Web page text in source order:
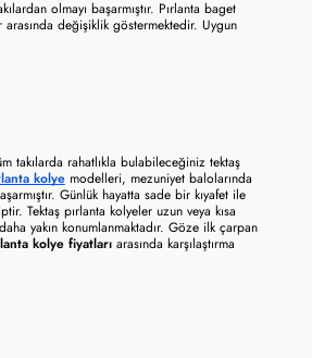
olmayı başarmıştır. Pırlanta baget
değişiklik göstermektedir. Uygun
takılarda rahatlıkla bulabileceğiniz tektaş
kolye modelleri, mezuniyet balolarında
Günlük hayatta sade bir kıyafet ile
Tektaş pırlanta kolyeler uzun veya kısa
yakın konumlanmaktadır. Göze ilk çarpan
kolye fiyatları arasında karşılaştırma